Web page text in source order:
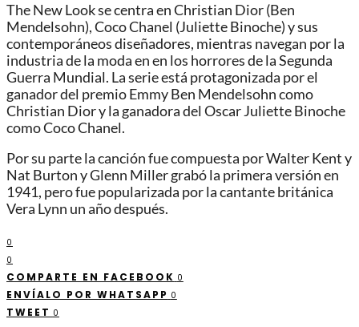
The New Look se centra en Christian Dior (Ben
Mendelsohn), Coco Chanel (Juliette Binoche) y sus
contemporáneos diseñadores, mientras navegan por la
industria de la moda en en los horrores de la Segunda
Guerra Mundial. La serie está protagonizada por el
ganador del premio Emmy Ben Mendelsohn como
Christian Dior y la ganadora del Oscar Juliette Binoche
como Coco Chanel.
Por su parte la canción fue compuesta por Walter Kent y
Nat Burton y Glenn Miller grabó la primera versión en
1941, pero fue popularizada por la cantante británica
Vera Lynn un año después.
0
0
COMPARTE EN FACEBOOK 0
ENVÍALO POR WHATSAPP 0
TWEET 0